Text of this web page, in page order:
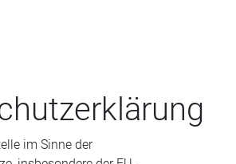
im Sinne der